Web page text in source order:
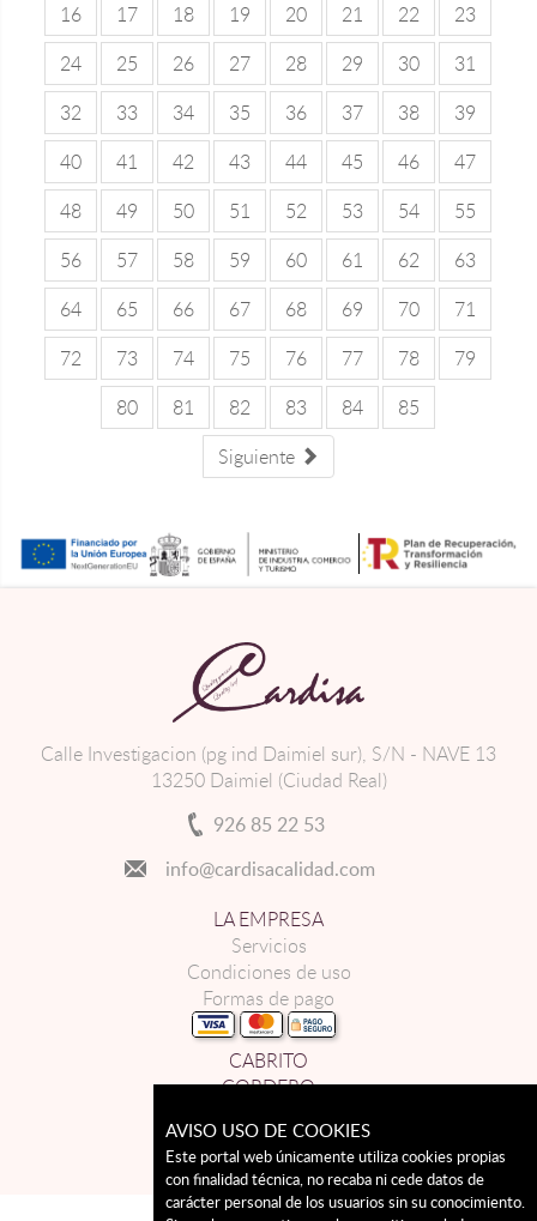
16
17 18 19 20 21 22
23
24
25 26 27 28 29 30
31
32
33 34 35 36 37 38
39
40
41 42 43 44 45 46
47
48
49 50 51 52 53 54
55
56
57 58 59 60 61 62
63
64
65 66 67 68 69 70
71
72
73 74 75 76 77 78
79
80
81 82 83 84
85
Siguiente
Calle Investigacion (pg ind Daimiel sur), S/N - NAVE 13
13250 Daimiel (Ciudad Real)
926 85 22 53
info@cardisacalidad.com
LA EMPRESA
Servicios
Condiciones de uso
Formas de pago
CABRITO
CORDERO
CONTACTO
AVISO USO DE COOKIES
Este portal web únicamente utiliza cookies propias
con finalidad técnica, no recaba ni cede datos de
carácter personal de los usuarios sin su conocimiento.